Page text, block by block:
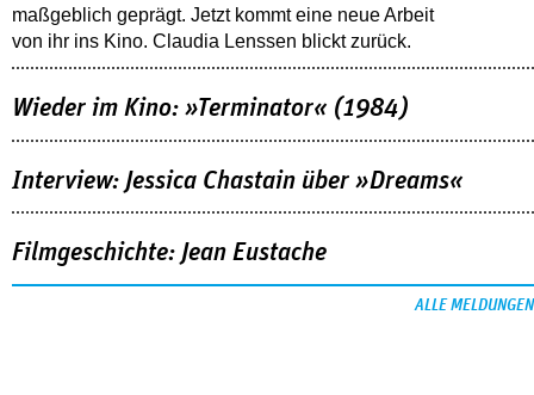
maßgeblich geprägt. Jetzt kommt eine neue Arbeit
von ihr ins Kino. Claudia Lenssen blickt zurück.
Wieder im Kino: »Terminator« (1984)
Interview: Jessica Chastain über »Dreams«
Filmgeschichte: Jean Eustache
ALLE MELDUNGEN